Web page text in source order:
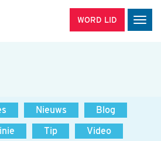
WORD LID
Nieuws
Blog
Tip
Video